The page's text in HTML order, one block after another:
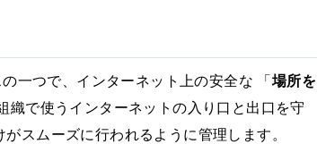
一つで、インターネット上の安全な 「 場所を
織で使うインターネットの入り口と出口を守
スムーズに行われるように管理します。